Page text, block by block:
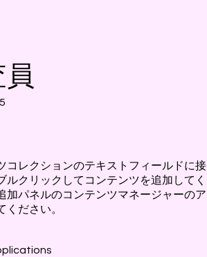
コレクションのテキストフィールドに接
ルクリックしてコンテンツを追加してく
加パネルのコンテンツマネージャーのア
ください。